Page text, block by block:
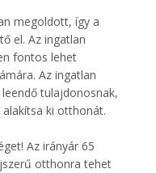
megoldott, így a
el. Az ingatlan
fontos lehet
Az ingatlan
tulajdonosnak,
ki otthonát.
Az irányár 65
otthonra tehet